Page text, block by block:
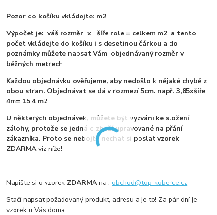
Pozor do košíku vkládejte: m2
Výpočet je: váš rozměr x šíře role = celkem m2 a tento
počet vkládejte do košíku i s desetinou čárkou a do
poznámky můžete napsat Vámi objednávaný rozměr v
běžných metrech
Každou objednávku ověřujeme, aby nedošlo k nějaké chybě z
obou stran. Objednávat se dá v rozmezí 5cm. např. 3,85xšíře
4m= 15,4 m2
U některých objednávek, můžete být vyzváni ke složení
zálohy, protože se jedná o zboží upravované na přání
zákazníka. Proto se nebojte nechat si poslat vzorek
ZDARMAviz níže!
Napište si o vzorek ZDARMAna :obchod@top-koberce.cz
Stačí napsat požadovaný produkt, adresu a je to! Za pár dní je
vzorek u Vás doma.